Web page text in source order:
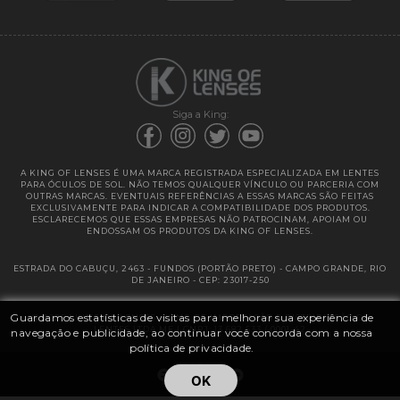
Guardamos estatísticas de visitas para melhorar sua experiência de
navegação e publicidade, ao continuar você concorda com a nossa
política de privacidade.
OK
Siga a King:
A KING OF LENSES É UMA MARCA REGISTRADA ESPECIALIZADA EM LENTES
PARA ÓCULOS DE SOL. NÃO TEMOS QUALQUER VÍNCULO OU PARCERIA COM
OUTRAS MARCAS. EVENTUAIS REFERÊNCIAS A ESSAS MARCAS SÃO FEITAS
EXCLUSIVAMENTE PARA INDICAR A COMPATIBILIDADE DOS PRODUTOS.
ESCLARECEMOS QUE ESSAS EMPRESAS NÃO PATROCINAM, APOIAM OU
ENDOSSAM OS PRODUTOS DA KING OF LENSES.
ESTRADA DO CABUÇU, 2463 - FUNDOS (PORTÃO PRETO) - CAMPO GRANDE, RIO
DE JANEIRO - CEP: 23017-250
@ 2025 | KING OF LENSES - KING OF IMPORTAÇÃO E DISTRIBUIÇÃO DE
LENTES LTDA ME | CNPJ: 13.682.533 / 0001-42